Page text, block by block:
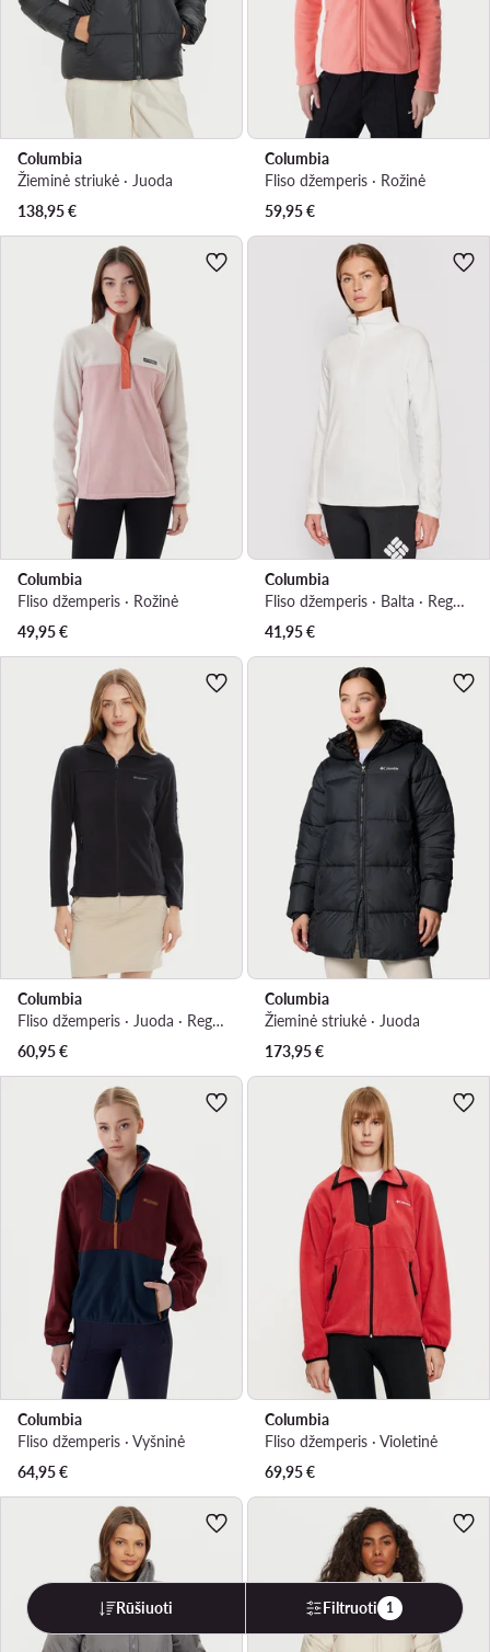
Columbia
Žieminė striukė · Juoda
138,95€
Columbia
Fliso džemperis · Rožinė
59,95€
Columbia
Fliso džemperis · Rožinė
49,95€
Columbia
Fliso džemperis · Balta · Regular Fit
41,95€
Columbia
Fliso džemperis · Juoda · Regular Fit
60,95€
Columbia
Žieminė striukė · Juoda
173,95€
Columbia
Fliso džemperis · Vyšninė
64,95€
Columbia
Fliso džemperis · Violetinė
69,95€
Rūšiuoti Filtruoti 1